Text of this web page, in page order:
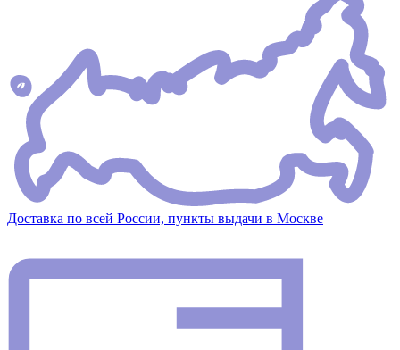
Доставка по всей России, пункты выдачи в Москве